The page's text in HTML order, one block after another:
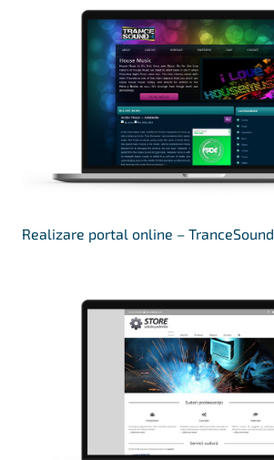
Realizare portal online – TranceSound